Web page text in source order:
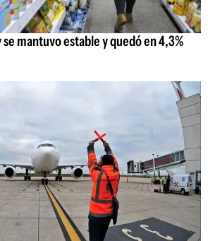
mantuvo estable y quedó en 4,3%